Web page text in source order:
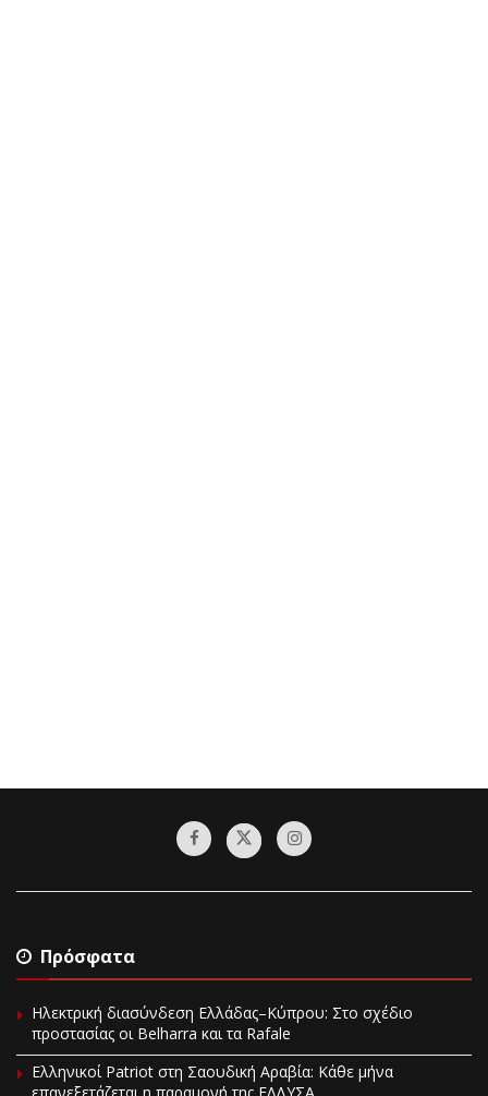
Πρόσφατα
Ηλεκτρική διασύνδεση Ελλάδας–Κύπρου: Στο σχέδιο
προστασίας οι Belharra και τα Rafale
Ελληνικοί Patriot στη Σαουδική Αραβία: Κάθε μήνα